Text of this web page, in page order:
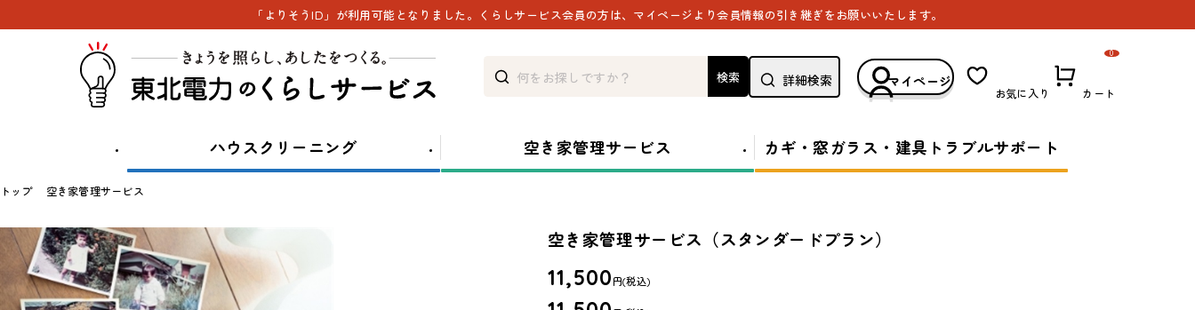
「よりそうID」が利用可能となりました。くらしサービス会員の方は、マイページより会員情報の引き継ぎをお願いいたします。
検索 詳細検索 マイページ
お気に入り カート
0
ハウスクリーニング 空き家管理サービス カギ・窓ガラス・建具トラブルサポート
トップ 空き家管理サービス
空き家管理サービス（スタンダードプラン）
11,500 円(税込)